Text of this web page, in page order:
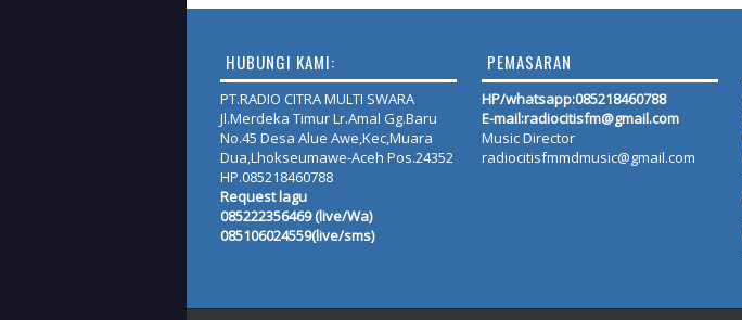
HUBUNGI KAMI:
PT.RADIO CITRA MULTI SWARA
Jl.Merdeka Timur Lr.Amal Gg.Baru
No.45 Desa Alue Awe,Kec,Muara
Dua,Lhokseumawe-Aceh Pos.24352
HP.085218460788
Request lagu
085222356469 (live/Wa)
085106024559(live/sms)
PEMASARAN
HP/whatsapp:085218460788
E-mail:radiocitisfm@gmail.com
Music Director
radiocitisfmmdmusic@gmail.com